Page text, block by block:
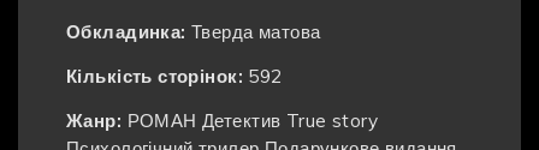
Обкладинка: Тверда матова
Кількість сторінок: 592
Жанр: РОМАН Детектив True story